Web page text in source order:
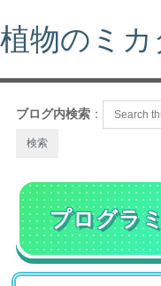
植物のミカ
ブログ内検索 ：
プログラ